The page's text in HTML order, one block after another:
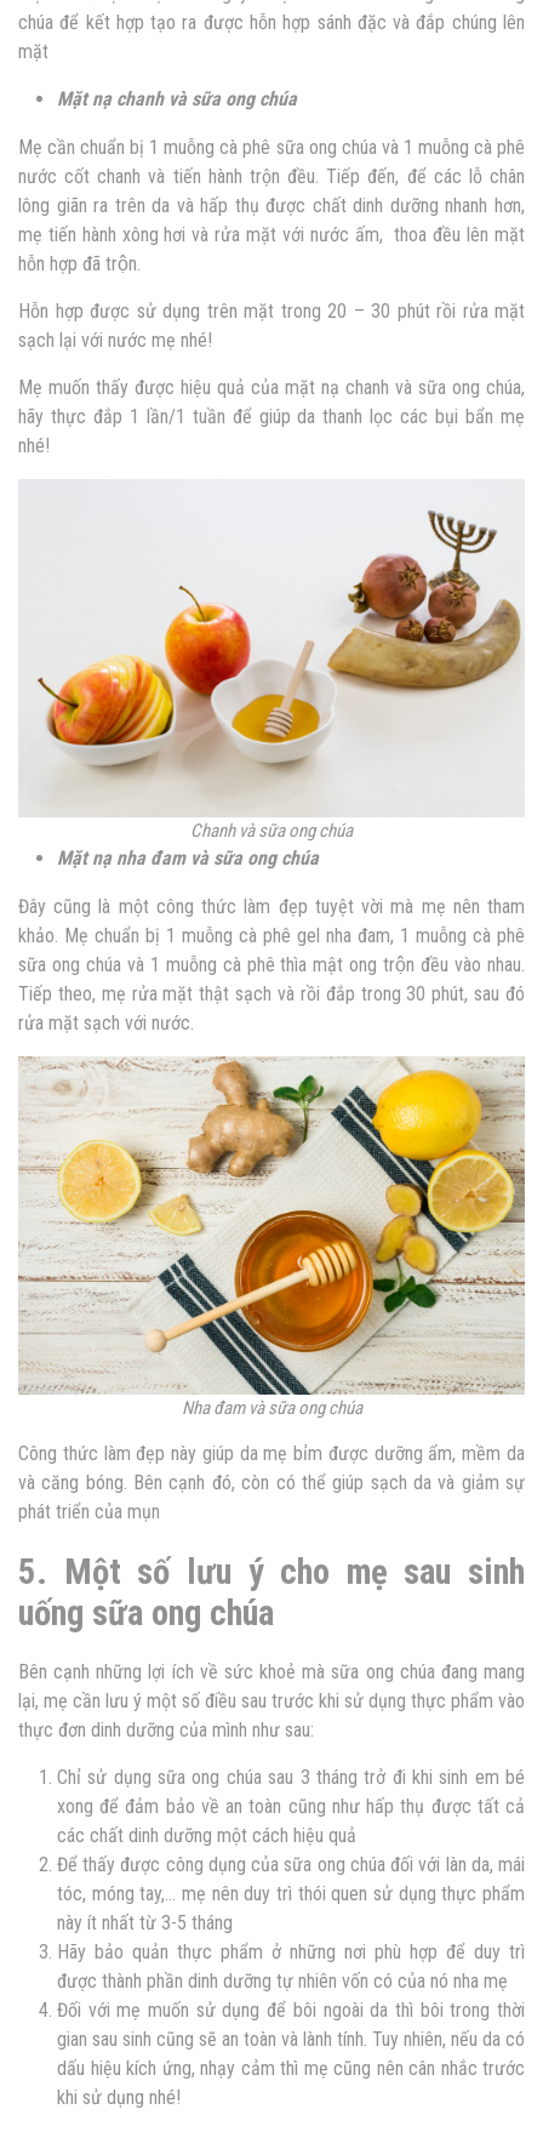
chúa để kết hợp tạo ra được hỗn hợp sánh đặc và đắp chúng lên
mặt
Mặt nạ chanh và sữa ong chúa
Mẹ cần chuẩn bị 1 muỗng cà phê sữa ong chúa và 1 muỗng cà phê
nước cốt chanh và tiến hành trộn đều. Tiếp đến, để các lỗ chân
lông giãn ra trên da và hấp thụ được chất dinh dưỡng nhanh hơn,
mẹ tiến hành xông hơi và rửa mặt với nước ấm, thoa đều lên mặt
hỗn hợp đã trộn.
Hỗn hợp được sử dụng trên mặt trong 20 – 30 phút rồi rửa mặt
sạch lại với nước mẹ nhé!
Mẹ muốn thấy được hiệu quả của mặt nạ chanh và sữa ong chúa,
hãy thực đắp 1 lần/1 tuần để giúp da thanh lọc các bụi bẩn mẹ
nhé!
Chanh và sữa ong chúa
Mặt nạ nha đam và sữa ong chúa
Đây cũng là một công thức làm đẹp tuyệt vời mà mẹ nên tham
khảo. Mẹ chuẩn bị 1 muỗng cà phê gel nha đam, 1 muỗng cà phê
sữa ong chúa và 1 muỗng cà phê thìa mật ong trộn đều vào nhau.
Tiếp theo, mẹ rửa mặt thật sạch và rồi đắp trong 30 phút, sau đó
rửa mặt sạch với nước.
Nha đam và sữa ong chúa
Công thức làm đẹp này giúp da mẹ bỉm được dưỡng ẩm, mềm da
và căng bóng. Bên cạnh đó, còn có thể giúp sạch da và giảm sự
phát triển của mụn
5. Một số lưu ý cho mẹ sau sinh
uống sữa ong chúa
Bên cạnh những lợi ích về sức khoẻ mà sữa ong chúa đang mang
lại, mẹ cần lưu ý một số điều sau trước khi sử dụng thực phẩm vào
thực đơn dinh dưỡng của mình như sau:
Chỉ sử dụng sữa ong chúa sau 3 tháng trở đi khi sinh em bé
xong để đảm bảo về an toàn cũng như hấp thụ được tất cả
các chất dinh dưỡng một cách hiệu quả
Để thấy được công dụng của sữa ong chúa đối với làn da, mái
tóc, móng tay,… mẹ nên duy trì thói quen sử dụng thực phẩm
này ít nhất từ 3-5 tháng
Hãy bảo quản thực phẩm ở những nơi phù hợp để duy trì
được thành phần dinh dưỡng tự nhiên vốn có của nó nha mẹ
Đối với mẹ muốn sử dụng để bôi ngoài da thì bôi trong thời
gian sau sinh cũng sẽ an toàn và lành tính. Tuy nhiên, nếu da có
dấu hiệu kích ứng, nhạy cảm thì mẹ cũng nên cân nhắc trước
khi sử dụng nhé!